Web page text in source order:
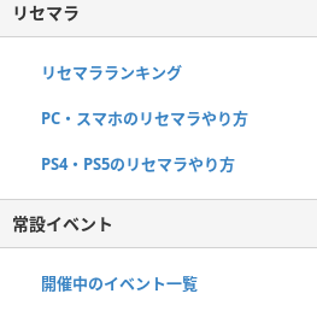
リセマラ
リセマラランキング
PC・スマホのリセマラやり方
PS4・PS5のリセマラやり方
常設イベント
開催中のイベント一覧